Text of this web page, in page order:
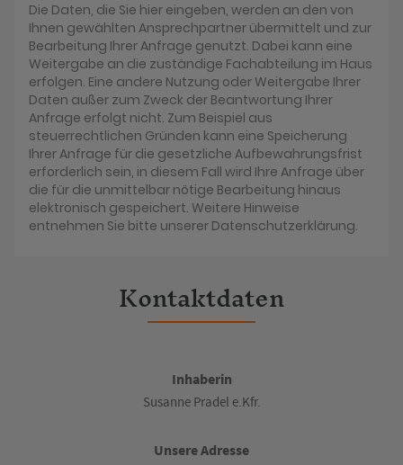
Die Daten, die Sie hier eingeben, werden an den von
Ihnen gewählten Ansprechpartner übermittelt und zur
Bearbeitung Ihrer Anfrage genutzt. Dabei kann eine
Weitergabe an die zuständige Fachabteilung im Haus
erfolgen. Eine andere Nutzung oder Weitergabe Ihrer
Daten außer zum Zweck der Beantwortung Ihrer
Anfrage erfolgt nicht. Zum Beispiel aus
steuerrechtlichen Gründen kann eine Speicherung
Ihrer Anfrage für die gesetzliche Aufbewahrungsfrist
erforderlich sein, in diesem Fall wird Ihre Anfrage über
die für die unmittelbar nötige Bearbeitung hinaus
elektronisch gespeichert. Weitere Hinweise
entnehmen Sie bitte unserer Datenschutzerklärung.
Kontaktdaten
Inhaberin
Susanne Pradel e.Kfr.
Unsere Adresse